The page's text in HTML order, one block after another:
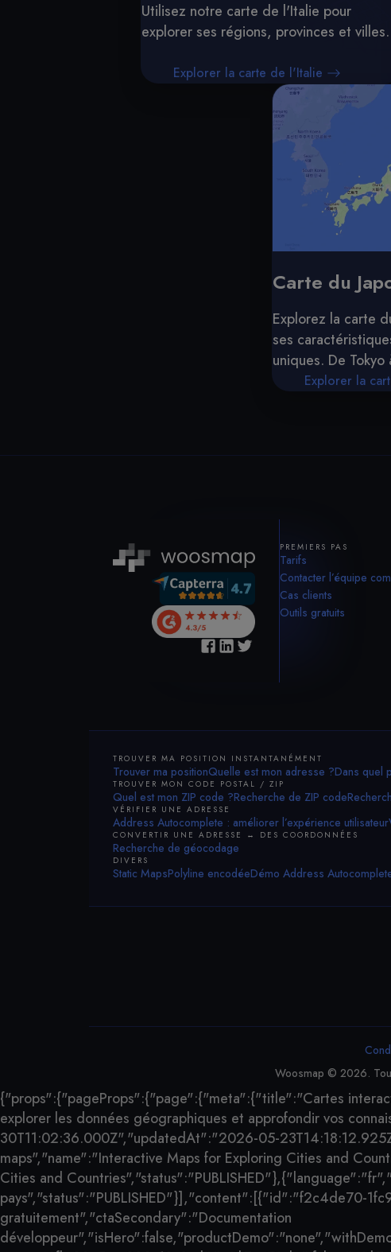
Utilisez notre carte de l'Italie pour
explorer ses régions, provinces et villes.
Explorer la carte de l'Italie
Carte du
Explorez la carte
ses
uniques. De
configuration du
Explorer la
PREMIERS PAS
Tarifs
Contacter l’équipe
Cas clients
Outils gratuits
TROUVER MA POSITION INSTANTANÉMENT
Trouver ma positionQuelle est mon adresse ?Dans quel
TROUVER MON CODE POSTAL / ZIP
Quel est mon ZIP code ?Recherche de ZIP code
VÉRIFIER UNE ADRESSE
Address Autocomplete : améliorer l’expérience utilisateur
CONVERTIR UNE ADRESSE ↔ DES COORDONNÉES
Recherche de géocodage
DIVERS
Static MapsPolyline encodéeDémo Address
Woosmap © 2026.